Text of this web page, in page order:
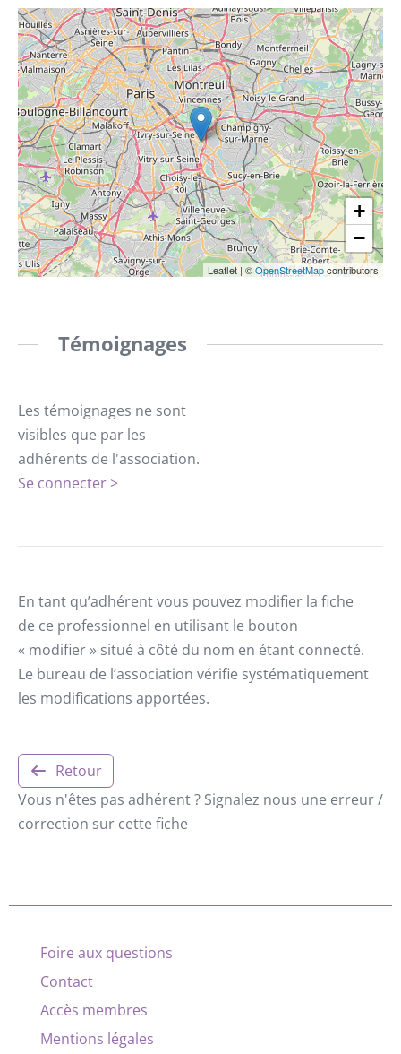
+
−
Leaflet|©OpenStreetMapcontributors
Témoignages
Les témoignages ne sont
visibles que par les
adhérents de l'association.
Se connecter >
En tant qu’adhérent vous pouvez modifier la fiche
de ce professionnel en utilisant le bouton
« modifier » situé à côté du nom en étant connecté.
Le bureau de l’association vérifie systématiquement
les modifications apportées.
Retour
Vous n'êtes pas adhérent ? Signalez nous une erreur /
correction sur cette fiche
Foire aux questions
Contact
Accès membres
Mentions légales